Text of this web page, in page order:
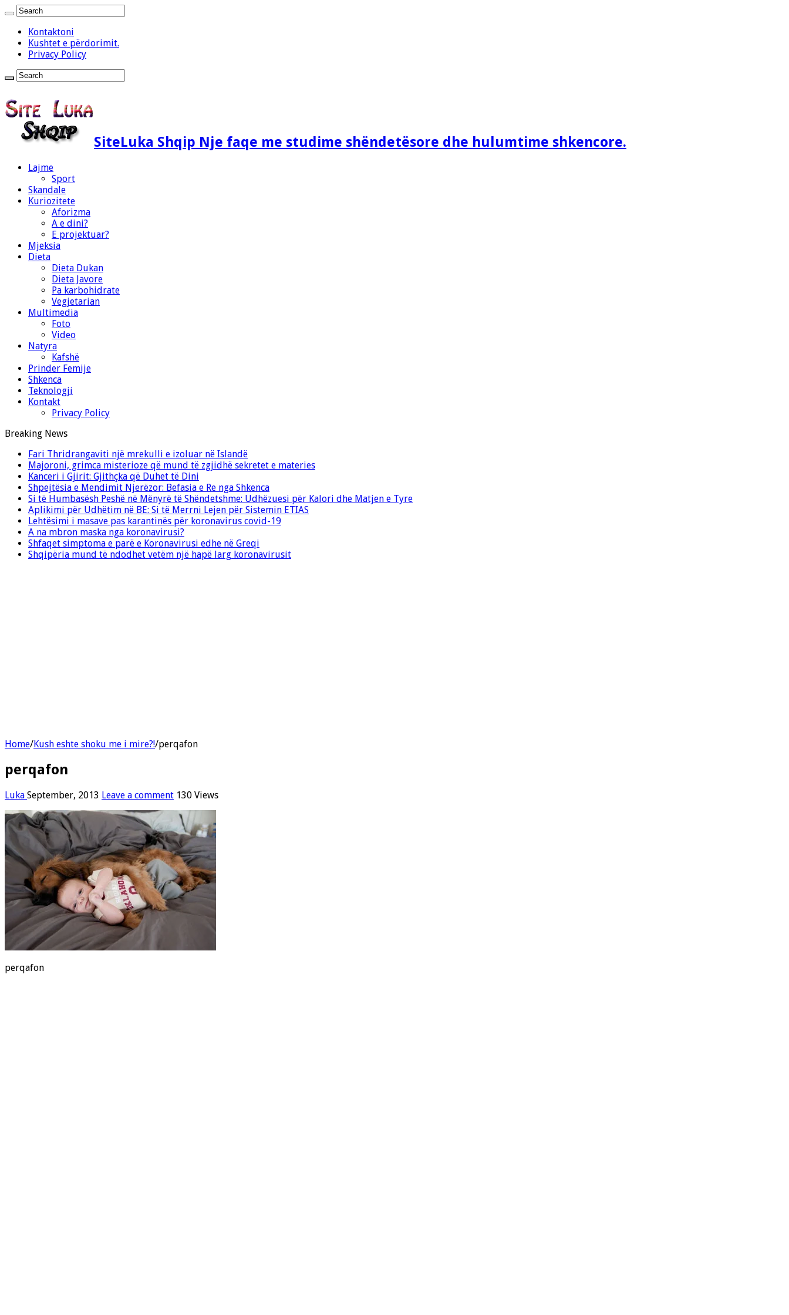
Kontaktoni
Kushtet e përdorimit.
Privacy Policy
SiteLuka Shqip Nje faqe me studime shëndetësore dhe hulumtime shkencore.
Lajme
Sport
Skandale
Kuriozitete
Aforizma
A e dini?
E projektuar?
Mjeksia
Dieta
Dieta Dukan
Dieta Javore
Pa karbohidrate
Vegjetarian
Multimedia
Foto
Video
Natyra
Kafshë
Prinder Femije
Shkenca
Teknologji
Kontakt
Privacy Policy
Breaking News
Fari Thridrangaviti një mrekulli e izoluar në Islandë
Majoroni, grimca misterioze që mund të zgjidhë sekretet e materies
Kanceri i Gjirit: Gjithçka që Duhet të Dini
Shpejtësia e Mendimit Njerëzor: Befasia e Re nga Shkenca
Si të Humbasësh Peshë në Mënyrë të Shëndetshme: Udhëzuesi për Kalori dhe Matjen e Tyre
Aplikimi për Udhëtim në BE: Si të Merrni Lejen për Sistemin ETIAS
Lehtësimi i masave pas karantinës për koronavirus covid-19
A na mbron maska nga koronavirusi?
Shfaqet simptoma e parë e Koronavirusi edhe në Greqi
Shqipëria mund të ndodhet vetëm një hapë larg koronavirusit
Home/Kush eshte shoku me i mire?!/perqafon
perqafon
Luka September, 2013 Leave a comment 130 Views
perqafon